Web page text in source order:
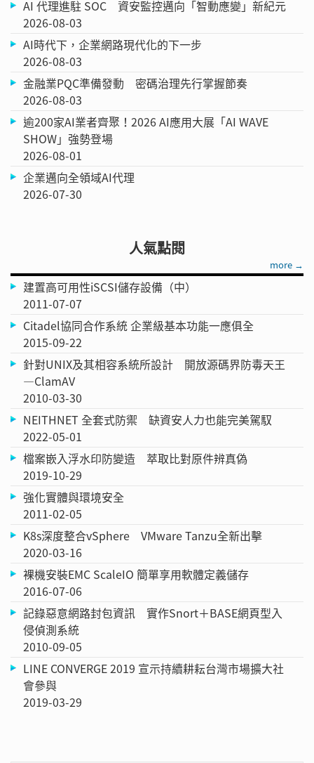
AI 代理進駐 SOC 資安監控邁向「智動應變」新紀元
2026-08-03
AI時代下，企業網路現代化的下一步
2026-08-03
金融業PQC準備發動 密碼治理先行掌握節奏
2026-08-03
逾200家AI業者齊聚！2026 AI應用大展「AI WAVE
SHOW」強勢登場
2026-08-01
企業邁向全領域AI代理
2026-07-30
人氣點閱
more →
建置高可用性iSCSI儲存設備（中）
2011-07-07
Citadel協同合作系統 企業級基本功能一應俱全
2015-09-22
針對UNIX及其相容系統所設計 開放源碼界防毒天王
—ClamAV
2010-03-30
NEITHNET 全套式防禦 缺資安人力也能完美駕馭
2022-05-01
檔案嵌入浮水印防變造 萃取比對原件辨真偽
2019-10-29
強化實體與環境安全
2011-02-05
K8s深度整合vSphere VMware Tanzu全新出擊
2020-03-16
裸機安裝EMC ScaleIO 簡單享用軟體定義儲存
2016-07-06
記錄惡意網路封包資訊 實作Snort＋BASE網頁型入
侵偵測系統
2010-09-05
LINE CONVERGE 2019 宣示持續耕耘台灣市場擴大社
會參與
2019-03-29